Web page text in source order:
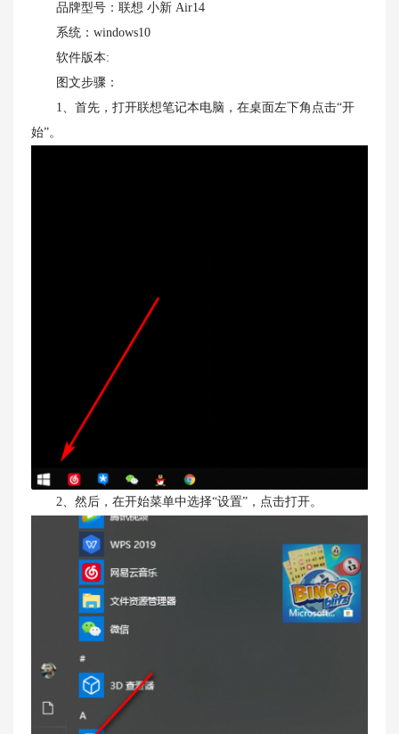
品牌型号：联想 小新 Air14
系统：windows10
软件版本:
图文步骤：
1、首先，打开联想笔记本电脑，在桌面左下角点击“开
始”。
2、然后，在开始菜单中选择“设置”，点击打开。